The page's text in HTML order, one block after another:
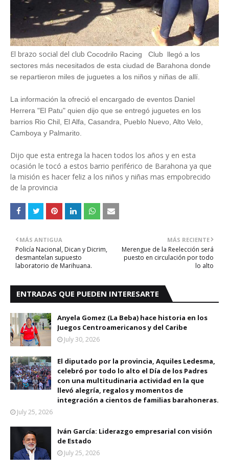
El brazo social del club Cocodrilo Racing Club llegó a los
sectores más necesitados de esta ciudad de Barahona donde
se repartieron miles de juguetes a los niños y niñas de allí.
La información la ofreció el encargado de eventos Daniel
Herrera "El Patu" quien dijo que se entregó juguetes en los
barrios Rio Chil, El Alfa, Casandra, Pueblo Nuevo, Alto Velo,
Camboya y Palmarito.
Dijo que esta entrega la hacen todos los años y en esta
ocasión le tocó a estos barrio periférico de Barahona ya que
la misión es hacer feliz a los niños y niñas mas empobrecido
de la provincia
MÁS RECIENTE
Merengue de la Reelección será
puesto en circulación por todo
lo alto
MÁS ANTIGUA
Policía Nacional, Dican y Dicrim,
desmantelan supuesto
laboratorio de Marihuana.
ENTRADAS QUE PUEDEN INTERESARTE
Anyela Gomez (La Beba) hace historia en los
Juegos Centroamericanos y del Caribe
July 30, 2026
El diputado por la provincia, Aquiles Ledesma,
celebró por todo lo alto el Día de los Padres
con una multitudinaria actividad en la que
llevó alegría, regalos y momentos de
integración a cientos de familias barahoneras.
July 25, 2026
Iván García: Liderazgo empresarial con visión
de Estado
July 25, 2026